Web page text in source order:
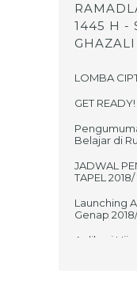
1445 H -
GHAZALI
LOMBA
GET
Belajar di
JADWAL
TAPEL 2018/
Launching
Genap
Aplikasi